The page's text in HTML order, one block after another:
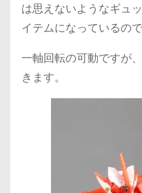
は思えないようなギュ
イテムになっているので
一軸回転の可動ですが
きます。